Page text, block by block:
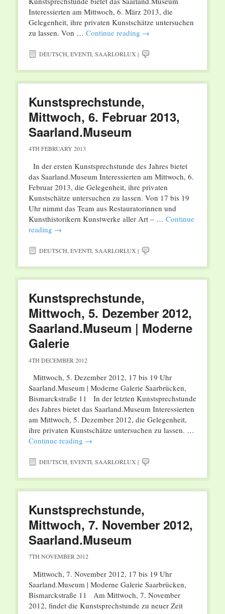
Interessierten am Mittwoch, 6. März 2013, die
Gelegenheit, ihre privaten Kunstschätze untersuchen
zu lassen. Von … Continue reading →
DEUTSCH EVENTI, SAARLORLUX |
Kunstsprechstunde,
Mittwoch, 6. Februar 2013,
Saarland.Museum
4TH FEBRUARY 2013
In der ersten Kunstsprechstunde des Jahres bietet
das Saarland.Museum Interessierten am Mittwoch, 6.
Februar 2013, die Gelegenheit, ihre privaten
Kunstschätze untersuchen zu lassen. Von 17 bis 19
Uhr nimmt das Team aus Restauratorinnen und
Kunsthistorikern Kunstwerke aller Art – … Continue
reading →
DEUTSCH EVENTI, SAARLORLUX |
Kunstsprechstunde,
Mittwoch, 5. Dezember 2012,
Saarland.Museum | Moderne
Galerie
4TH DECEMBER 2012
Mittwoch, 5. Dezember 2012, 17 bis 19 Uhr
Saarland.Museum | Moderne Galerie Saarbrücken,
Bismarckstraße 11 In der letzten Kunstsprechstunde
des Jahres bietet das Saarland.Museum Interessierten
am Mittwoch, 5. Dezember 2012, die Gelegenheit,
ihre privaten Kunstschätze untersuchen zu lassen. …
Continue reading →
DEUTSCH,EVENTI,SAARLORLUX |
Kunstsprechstunde,
Mittwoch, 7. November 2012,
Saarland.Museum
7TH NOVEMBER 2012
Mittwoch, 7. November 2012, 17 bis 19 Uhr
Saarland.Museum | Moderne Galerie Saarbrücken,
Bismarckstraße 11 Am Mittwoch, 7. November
2012, findet die Kunstsprechstunde zu neuer Zeit